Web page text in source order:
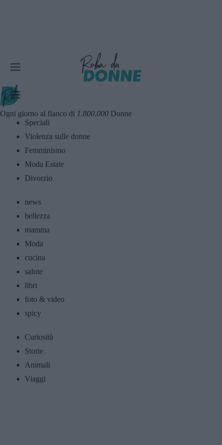
Ogni giorno al fianco di 1.800.000 Donne
Speciali
Violenza sulle donne
Femminismo
Moda Estate
Divorzio
news
bellezza
mamma
Moda
cucina
salute
libri
foto & video
spicy
Curiosità
Storie
Animali
Viaggi